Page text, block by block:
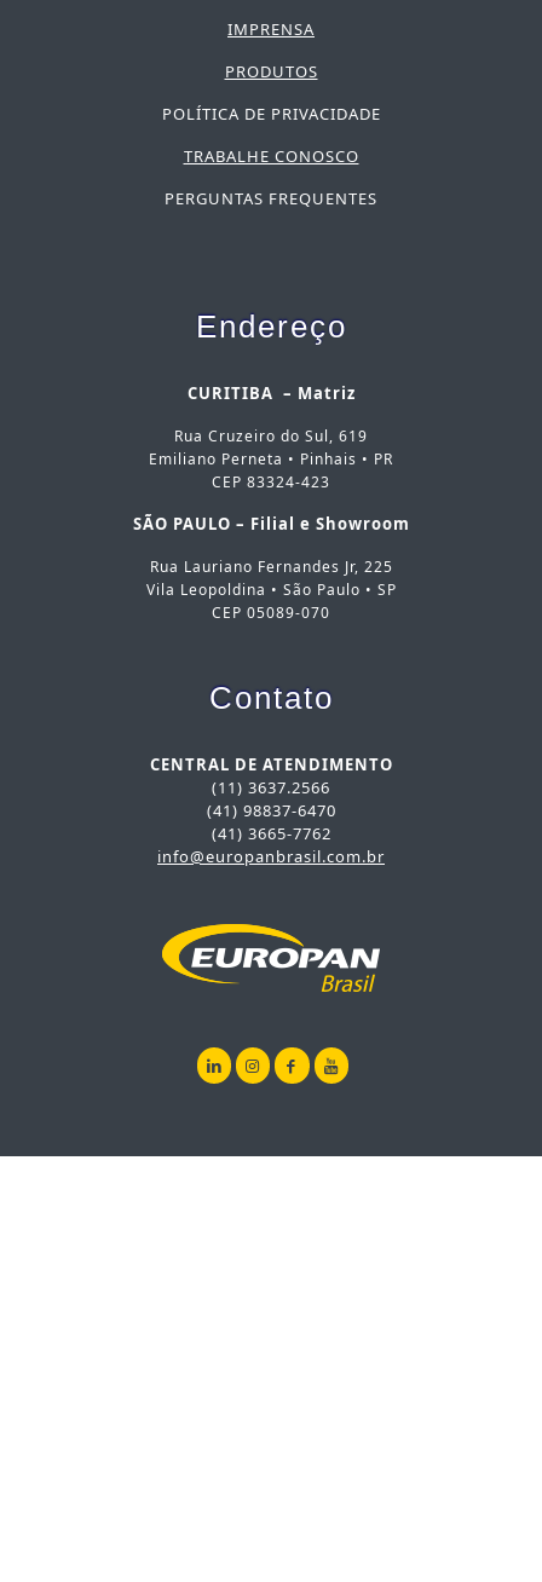
IMPRENSA
PRODUTOS
POLÍTICA DE PRIVACIDADE
TRABALHE CONOSCO
PERGUNTAS FREQUENTES
Endereço
CURITIBA – Matriz
Rua Cruzeiro do Sul, 619
Emiliano Perneta • Pinhais • PR
CEP 83324-423
SÃO PAULO – Filial e Showroom
Rua Lauriano Fernandes Jr, 225
Vila Leopoldina • São Paulo • SP
CEP 05089-070
Contato
CENTRAL DE ATENDIMENTO
(11) 3637.2566
(41) 98837-6470
(41) 3665-7762
info@europanbrasil.com.br